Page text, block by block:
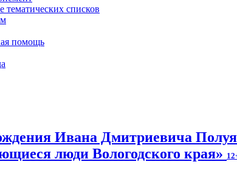
тематических списков
помощь
Ивана Дмитриевича
люди Вологодского края»